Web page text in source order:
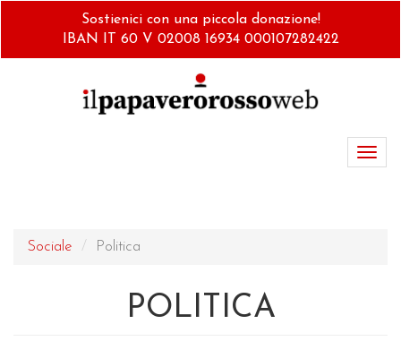
Sostienici con una piccola donazione!
IBAN IT 60 V 02008 16934 000107282422
Sociale Politica
POLITICA